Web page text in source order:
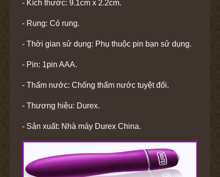
- Kích thước: 9.1cm x 2.2cm.
- Rung: Có rung.
- Thời gian sử dụng: Phụ thuộc pin bạn sử dụng.
- Pin: 1pin AAA.
- Thấm nước: Chống thấm nước tuyệt đối.
- Thương hiệu: Durex.
- Sản xuất: Nhà máy Durex China.